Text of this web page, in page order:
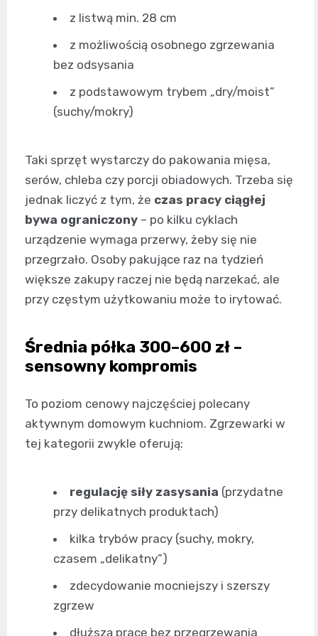
z listwą min. 28 cm
z możliwością osobnego zgrzewania
bez odsysania
z podstawowym trybem „dry/moist”
(suchy/mokry)
Taki sprzęt wystarczy do pakowania mięsa,
serów, chleba czy porcji obiadowych. Trzeba się
jednak liczyć z tym, że czas pracy ciągłej
bywa ograniczony – po kilku cyklach
urządzenie wymaga przerwy, żeby się nie
przegrzało. Osoby pakujące raz na tydzień
większe zakupy raczej nie będą narzekać, ale
przy częstym użytkowaniu może to irytować.
Średnia półka 300–600 zł –
sensowny kompromis
To poziom cenowy najczęściej polecany
aktywnym domowym kuchniom. Zgrzewarki w
tej kategorii zwykle oferują:
regulację siły zasysania (przydatne
przy delikatnych produktach)
kilka trybów pracy (suchy, mokry,
czasem „delikatny”)
zdecydowanie mocniejszy i szerszy
zgrzew
dłuższą pracę bez przegrzewania